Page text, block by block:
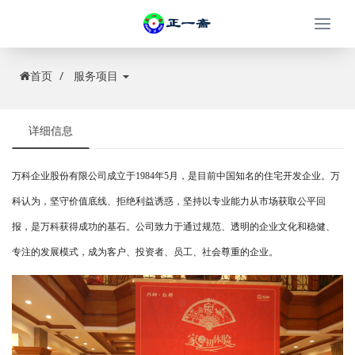
首页 服务项目
详细信息
万科企业股份有限公司成立于1984年5月，是目前中国知名的住宅开发企业。万
科认为，坚守价值底线、拒绝利益诱惑，坚持以专业能力从市场获取公平回
报，是万科获得成功的基石。公司致力于通过规范、透明的企业文化和稳健、
专注的发展模式，成为客户、投资者、员工、社会尊重的企业。